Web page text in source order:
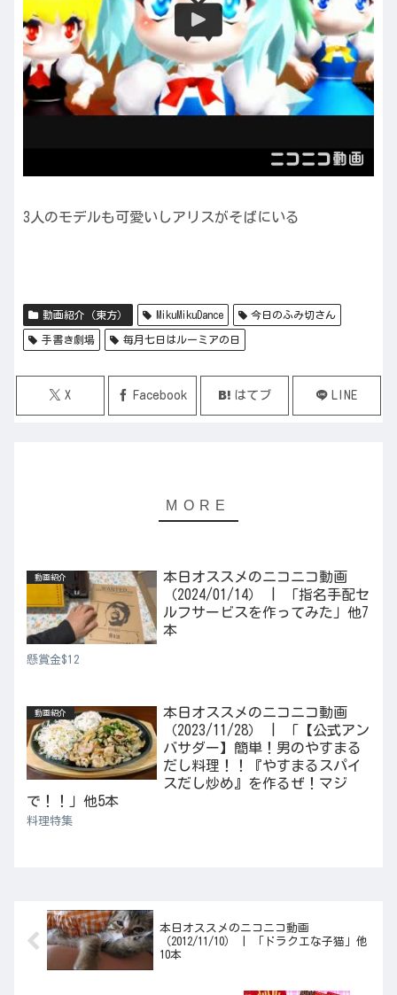
3人のモデルも可愛いしアリスがそばにいる
動画紹介（東方） MikuMikuDance 今日のふみ切さん
手書き劇場 毎月七日はルーミアの日
X Facebook はてブ LINE
動画紹介
本日オススメのニコニコ動画
（2024/01/14） | 「指名手配セ
ルフサービスを作ってみた」他7
本
懸賞金$12
動画紹介
本日オススメのニコニコ動画
（2023/11/28） | 「【公式アン
バサダー】簡単！男のやすまる
だし料理！！『やすまるスパイ
スだし炒め』を作るぜ！マジ
で！！」他5本
料理特集
本日オススメのニコニコ動画
（2012/11/10） | 「ドラクエな子猫」他
10本